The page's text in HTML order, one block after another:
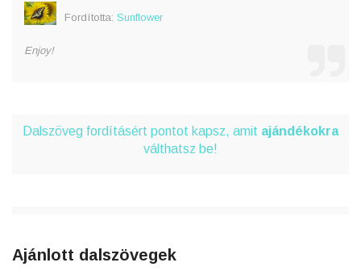
Fordította: Sunflower
Enjoy!
Dalszöveg fordításért pontot kapsz, amit ajándékokra
válthatsz be!
Ajánlott dalszövegek